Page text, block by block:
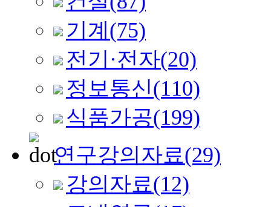
기계 (75)
전기·전자(20)
정보통신(110)
식품가공(199)
연구강의자료(29)
강의자료(12)